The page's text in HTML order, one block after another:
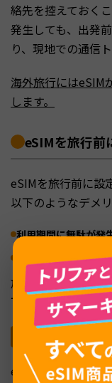
絡先を控えておく
発生しても、出発
り、現地での通信
海外旅行にはeSIM
します。
eSIMを旅行前
eSIMを旅行前に設
以下のようなデメ
利用期間に無駄が発
日本で正しく通信で
旅行前のeSIM設定
下では各デメリッ
利用期間に無
eSIMには、インス